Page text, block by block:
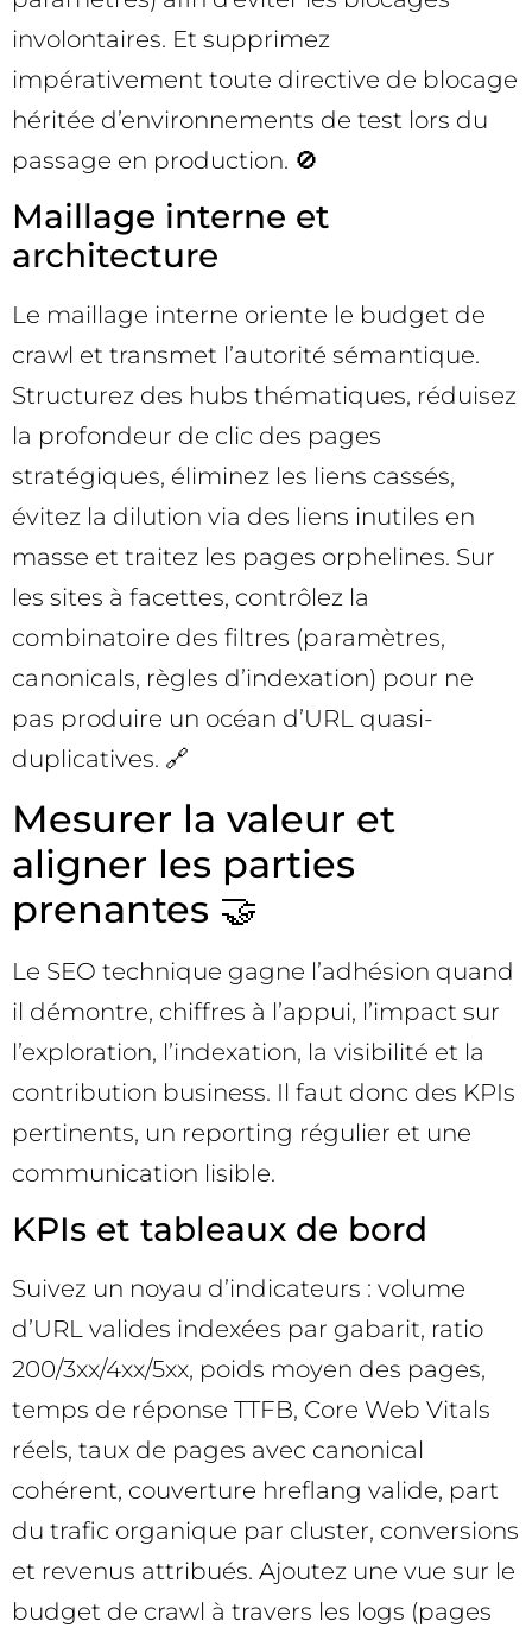
involontaires. Et supprimez
impérativement toute directive de blocage
héritée d’environnements de test lors du
passage en production. 🚫
Maillage interne et
architecture
Le maillage interne oriente le budget de
crawl et transmet l’autorité sémantique.
Structurez des hubs thématiques, réduisez
la profondeur de clic des pages
stratégiques, éliminez les liens cassés,
évitez la dilution via des liens inutiles en
masse et traitez les pages orphelines. Sur
les sites à facettes, contrôlez la
combinatoire des filtres (paramètres,
canonicals, règles d’indexation) pour ne
pas produire un océan d’URL quasi-
duplicatives. 🔗
Mesurer la valeur et
aligner les parties
prenantes 🤝
Le SEO technique gagne l’adhésion quand
il démontre, chiffres à l’appui, l’impact sur
l’exploration, l’indexation, la visibilité et la
contribution business. Il faut donc des KPIs
pertinents, un reporting régulier et une
communication lisible.
KPIs et tableaux de bord
Suivez un noyau d’indicateurs : volume
d’URL valides indexées par gabarit, ratio
200/3xx/4xx/5xx, poids moyen des pages,
temps de réponse TTFB, Core Web Vitals
réels, taux de pages avec canonical
cohérent, couverture hreflang valide, part
du trafic organique par cluster, conversions
et revenus attribués. Ajoutez une vue sur le
budget de crawl à travers les logs (pages